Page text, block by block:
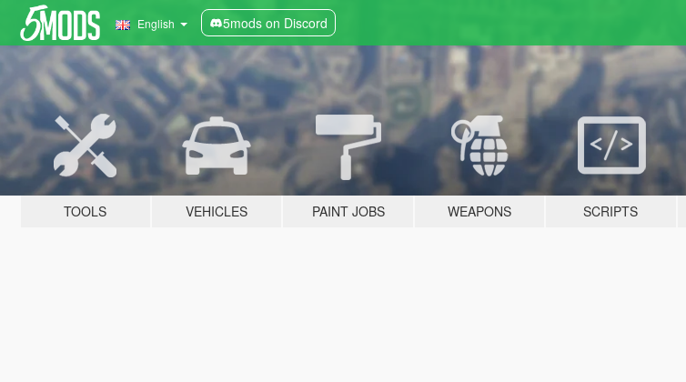
English 5mods on Discord
TOOLS VEHICLES PAINT JOBS WEAPONS SCRIPTS